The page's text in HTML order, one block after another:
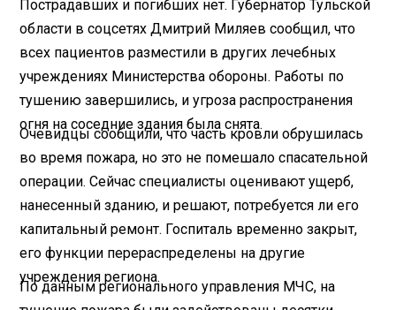
Пострадавших и погибших нет. Губернатор Тульской
области в соцсетях Дмитрий Миляев сообщил, что
всех пациентов разместили в других лечебных
учреждениях Министерства обороны. Работы по
тушению завершились, и угроза распространения
огня на соседние здания была снята.
Очевидцы сообщили, что часть кровли обрушилась
во время пожара, но это не помешало спасательной
операции. Сейчас специалисты оценивают ущерб,
нанесенный зданию, и решают, потребуется ли его
капитальный ремонт. Госпиталь временно закрыт,
его функции перераспределены на другие
учреждения региона.
По данным регионального управления МЧС, на